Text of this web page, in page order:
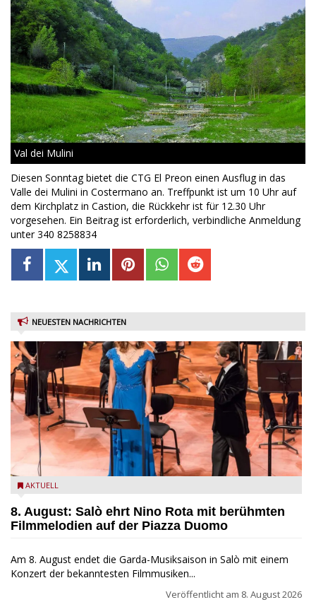
Val dei Mulini
Diesen Sonntag bietet die CTG El Preon einen Ausflug in das
Valle dei Mulini in Costermano an. Treffpunkt ist um 10 Uhr auf
dem Kirchplatz in Castion, die Rückkehr ist für 12.30 Uhr
vorgesehen. Ein Beitrag ist erforderlich, verbindliche Anmeldung
unter 340 8258834
NEUESTEN NACHRICHTEN
Estate Musicale del Garda: Salò ehrt Nino Rota
AKTUELL
8. August: Salò ehrt Nino Rota mit berühmten
Filmmelodien auf der Piazza Duomo
Am 8. August endet die Garda-Musiksaison in Salò mit einem
Konzert der bekanntesten Filmmusiken...
Veröffentlicht am 8. August 2026